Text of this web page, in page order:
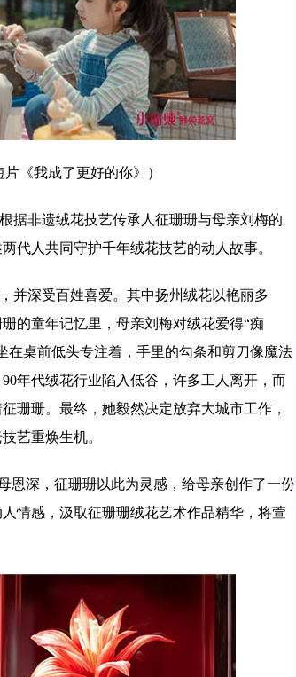
片《我成了更好的你》）
据非遗绒花技艺传承人征珊珊与母亲刘梅的
代人共同守护千年绒花技艺的动人故事。
并深受百姓喜爱。其中扬州绒花以艳丽多
的童年记忆里，母亲刘梅对绒花爱得“痴
在桌前低头专注着，手里的勾条和剪刀像魔法
年代绒花行业陷入低谷，许多工人离开，而
珊珊。最终，她毅然决定放弃大城市工作，
艺重焕生机。
恩深，征珊珊以此为灵感，给母亲创作了一份
情感，汲取征珊珊绒花艺术作品精华，将萱